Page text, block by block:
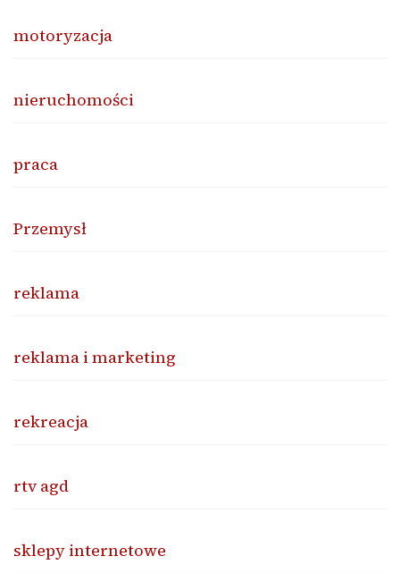
motoryzacja
nieruchomości
praca
Przemysł
reklama
reklama i marketing
rekreacja
rtv agd
sklepy internetowe